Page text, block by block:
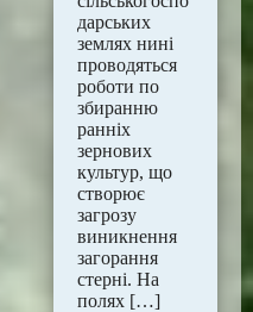
дарських
землях нині
проводяться
роботи по
збиранню
ранніх
зернових
культур, що
створює
загрозу
виникнення
загорання
стерні. На
полях […]